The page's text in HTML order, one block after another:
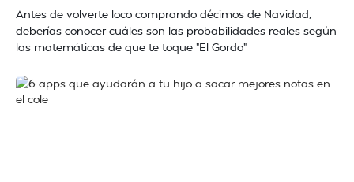
Antes de volverte loco comprando décimos de Navidad,
deberías conocer cuáles son las probabilidades reales según
las matemáticas de que te toque "El Gordo"